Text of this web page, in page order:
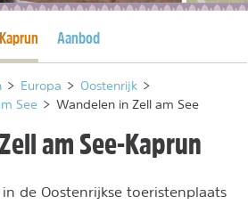
Uitgelicht
Aanbod
> Europa > Oostenrijk >
See > Wandelen in Zell am See
am See-Kaprun
de Oostenrijkse toeristenplaats